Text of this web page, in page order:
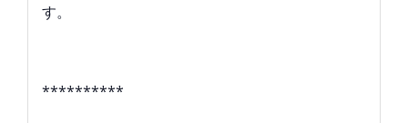
す。
**********